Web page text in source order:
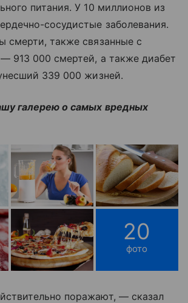
питания. У 10 миллионов из
сосудистые заболевания.
смерти, также связанные с
913 000 смертей, а также диабет
339 000 жизней.
галерею о самых вредных
20
фото
поражают, — сказал